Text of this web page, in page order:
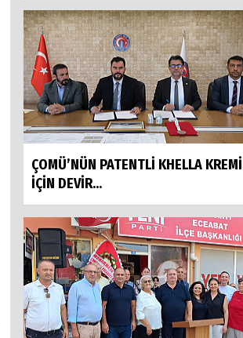
ÇOĞALDI VE NETİCESİNDE BİR
REFERANDUM ÖNCESİ VE SONUCU YAŞANDI.
Ülgür GÖKHAN
HAYIRLI OLSUN
Aşkın DEĞİRMENCİ
BİRLİK
Muharrem ERKEK
Tehlikenin Farkında mıyız?
Bülent BÜBERCİ
Umutlu Bekleyiş
ÇOMÜ’NÜN PATENTLİ KHELLA KREMİ
İÇİN DEVİR...